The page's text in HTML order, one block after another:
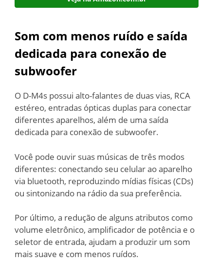
Som com menos ruído e saída
dedicada para conexão de
subwoofer
O D-M4s possui alto-falantes de duas vias, RCA
estéreo, entradas ópticas duplas para conectar
diferentes aparelhos, além de uma saída
dedicada para conexão de subwoofer.
Você pode ouvir suas músicas de três modos
diferentes: conectando seu celular ao aparelho
via bluetooth, reproduzindo mídias físicas (CDs)
ou sintonizando na rádio da sua preferência.
Por último, a redução de alguns atributos como
volume eletrônico, amplificador de potência e o
seletor de entrada, ajudam a produzir um som
mais suave e com menos ruídos.